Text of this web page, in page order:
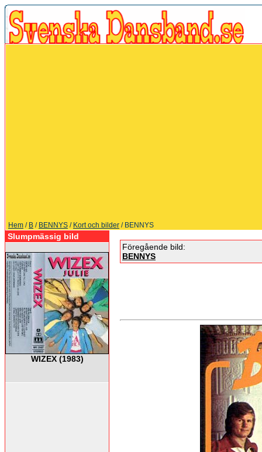
Hem / B / BENNYS / Kort och bilder / BENNYS
Slumpmässig bild
WIZEX (1983)
Föregående bild:
BENNYS